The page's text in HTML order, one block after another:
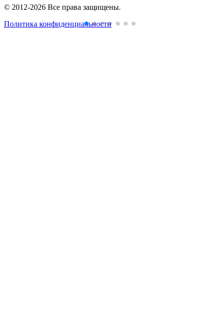
© 2012-2026 Все права защищены.
Политика конфиденциальности